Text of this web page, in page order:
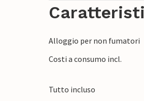
Alloggio per non fumatori
Costi a consumo incl.
Tutto incluso